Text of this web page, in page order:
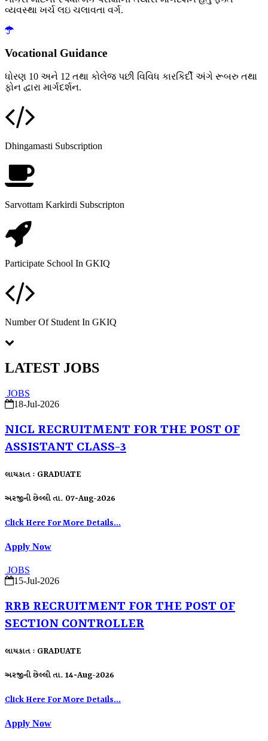
વ્યવસ્થા ખર્ચ લઇ ચલાવતા વર્ગ.
Vocational Guidance
ધોરણ 10 અને 12 તથા કોલેજ પછી વિવિધ કારકિર્દી અંગે રૂબરુ તથા
ફોન દ્વારા માર્ગદર્શન.
Dhingamasti Subscription
Sarvottam Karkirdi Subscripton
Participate School In GKIQ
Number Of Student In GKIQ
LATEST JOBS
JOBS
18-Jul-2026
NICL RECRUITMENT FOR THE POST OF
ASSISTANT CLASS-3
લાયકાત : GRADUATE
અરજીની છેલ્લી તા. 07-Aug-2026
Click Here For More Details...
Apply Now
JOBS
15-Jul-2026
RRB RECRUITMENT FOR THE POST OF
SECTION CONTROLLER
લાયકાત : GRADUATE
અરજીની છેલ્લી તા. 14-Aug-2026
Click Here For More Details...
Apply Now